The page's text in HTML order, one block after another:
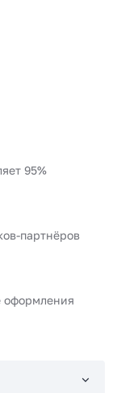
95%
партнёров
оформления